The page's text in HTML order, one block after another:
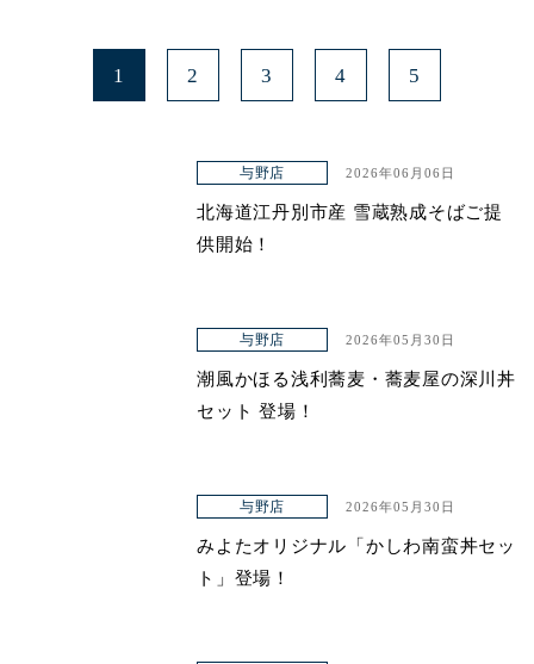
1 2 3 4 5
与野店 2026年06月06日
北海道江丹別市産 雪蔵熟成そばご提
供開始！
与野店 2026年05月30日
潮風かほる浅利蕎麦・蕎麦屋の深川丼
セット 登場！
与野店 2026年05月30日
みよたオリジナル「かしわ南蛮丼セッ
ト」登場！